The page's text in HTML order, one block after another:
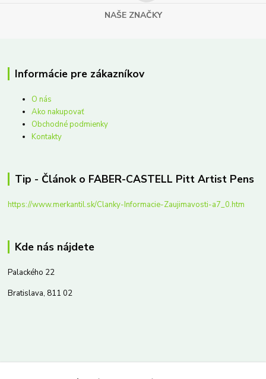
NAŠE ZNAČKY
Informácie pre zákazníkov
O nás
Ako nakupovať
Obchodné podmienky
Kontakty
Tip - Článok o FABER-CASTELL Pitt Artist Pens
https://www.merkantil.sk/Clanky-Informacie-Zaujimavosti-a7_0.htm
Kde nás nájdete
Palackého 22
Bratislava, 811 02